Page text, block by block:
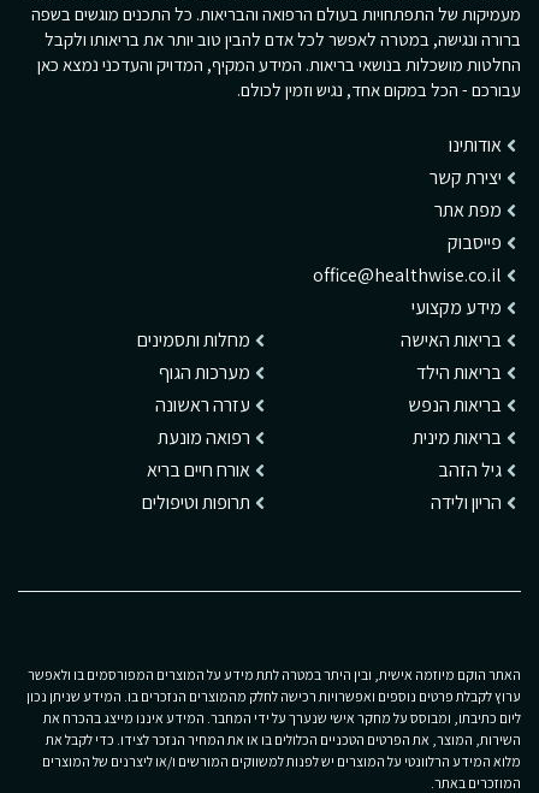
מעמיקות של התפתחויות בעולם הרפואה והבריאות. כל התכנים מוגשים בשפה
ברורה ונגישה, במטרה לאפשר לכל אדם להבין טוב יותר את בריאותו ולקבל
החלטות מושכלות בנושאי בריאות. המידע המקיף, המדויק והעדכני נמצא כאן
עבורכם - הכל במקום אחד, נגיש וזמין לכולם.
אודותינו
יצירת קשר
מפת אתר
פייסבוק
office@healthwise.co.il
מידע מקצועי
בריאות האישה
בריאות הילד
בריאות הנפש
בריאות מינית
גיל הזהב
הריון ולידה
מחלות ותסמינים
מערכות הגוף
עזרה ראשונה
רפואה מונעת
אורח חיים בריא
תרופות וטיפולים
האתר הוקם מיוזמה אישית, ובין היתר במטרה לתת מידע על המוצרים המפורסמים בו ולאפשר
ערוץ לקבלת פרטים נוספים ואפשרויות רכישה לחלק מהמוצרים הנזכרים בו. המידע שניתן נכון
ליום כתיבתו, ומבוסס על מחקר אישי שנערך על ידי המחבר. המידע איננו מייצג בהכרח את
השירות, המוצר, את הפרטים הטכניים הכלולים בו או את המחיר הנזכר לצידו. כדי לקבל את
מלוא המידע הרלוונטי על המוצרים יש לפנות למשווקים המורשים ו/או ליצרנים של המוצרים
המוזכרים באתר.